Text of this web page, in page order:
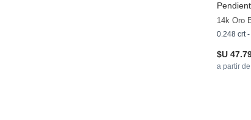
14k Oro
0.248 crt -
$U
a partir